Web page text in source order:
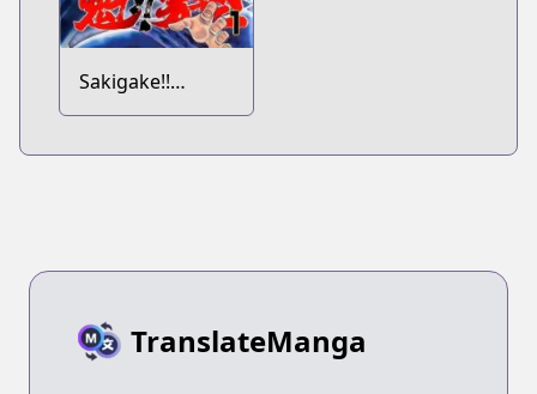
Sakigake!!
Otokojuku
TranslateManga